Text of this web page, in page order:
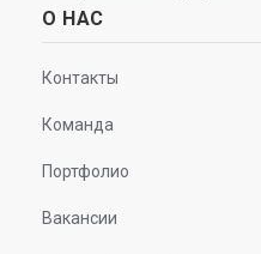
О НАС
Контакты
Команда
Портфолио
Вакансии